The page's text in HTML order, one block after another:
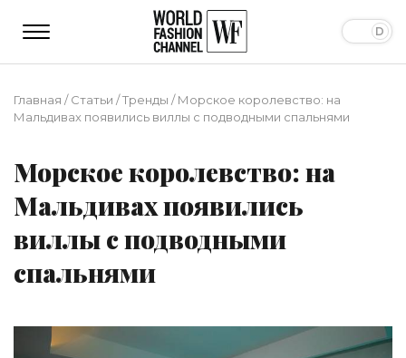
Главная /Статьи /Тренды /Морское королевство: на
Мальдивах появились виллы с подводными спальнями
Морское королевство: на
Мальдивах появились
виллы с подводными
спальнями